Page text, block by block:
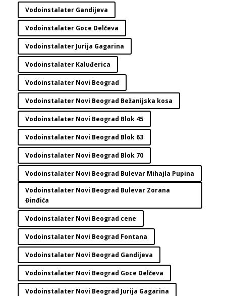
Vodoinstalater Gandijeva
Vodoinstalater Goce Delčeva
Vodoinstalater Jurija Gagarina
Vodoinstalater Kaluđerica
Vodoinstalater Novi Beograd
Vodoinstalater Novi Beograd Bežanijska kosa
Vodoinstalater Novi Beograd Blok 45
Vodoinstalater Novi Beograd Blok 63
Vodoinstalater Novi Beograd Blok 70
Vodoinstalater Novi Beograd Bulevar Mihajla Pupina
Vodoinstalater Novi Beograd Bulevar Zorana
Đinđića
Vodoinstalater Novi Beograd cene
Vodoinstalater Novi Beograd Fontana
Vodoinstalater Novi Beograd Gandijeva
Vodoinstalater Novi Beograd Goce Delčeva
Vodoinstalater Novi Beograd Jurija Gagarina